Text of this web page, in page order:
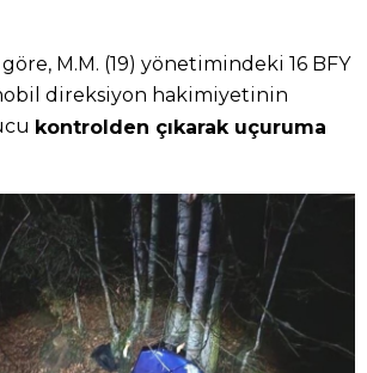
M.M. (19) yönetimindeki 16 BFY
direksiyon hakimiyetinin
kontrolden çıkarak uçuruma